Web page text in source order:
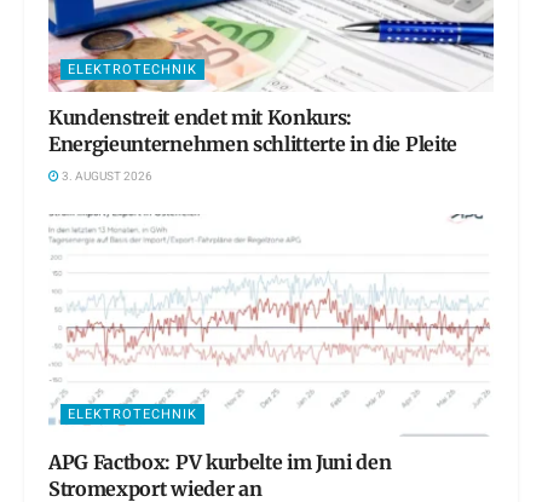
ELEKTROTECHNIK
Kundenstreit endet mit Konkurs:
Energieunternehmen schlitterte in die Pleite
3. AUGUST 2026
ELEKTROTECHNIK
APG Factbox: PV kurbelte im Juni den
Stromexport wieder an